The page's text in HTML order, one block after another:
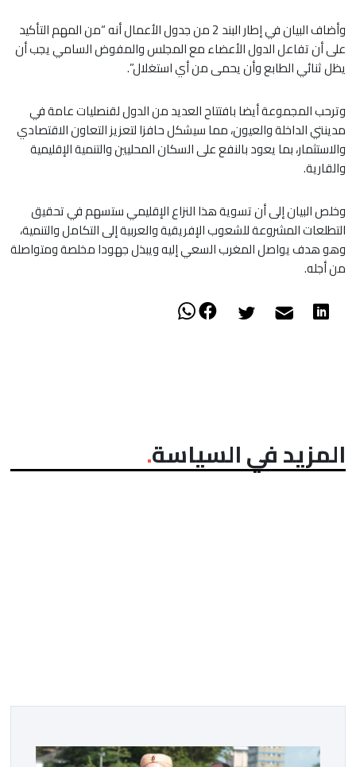
وأضاف البيان في إطار البند 2 من جدول الأعمال أنه “من المهم التأكيد
على أن تفاعل الدول الأعضاء مع المجلس والمفوض السامي يجب أن
يظل ثنائي الطابع وأن يحمى من أي استغلال”.
وترحب المجموعة أيضا بافتتاح العديد من الدول لقنصليات عامة في
مدينتي الداخلة والعيون، مما سيشكل حافزا لتعزيز التعاون الاقتصادي
والاستثمار، بما يعود بالنفع على السكان المحليين والتنمية الإقليمية
والقارية.
وخلص البيان إلى أن تسوية هذا النزاع الإقليمي ستسهم في تحقيق
التطلعات المشروعة للشعوب الإفريقية والعربية إلى التكامل والتنمية،
وهو هدف يواصل المغرب السعي إليه ويبذل جهودا مخلصة ومتواصلة
من أجله.
المزيد في السياسة